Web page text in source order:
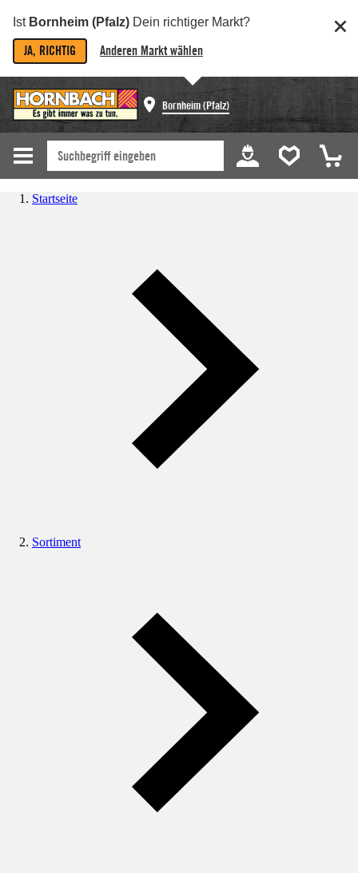
Ist Bornheim (Pfalz) Dein richtiger Markt?
JA, RICHTIG Anderen Markt wählen
Bornheim (Pfalz)
Startseite
Sortiment